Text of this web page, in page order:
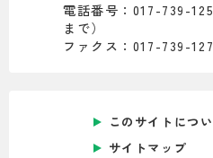
電話番号：017-739-
まで）
ファクス：017-739-
このサイトにつ
サイトマップ